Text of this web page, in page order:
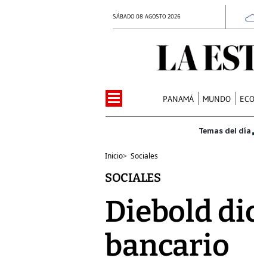
SÁBADO 08 AGOSTO 2026
PANAMÁ MUNDO
Inicio> Sociales
SOCIALES
Diebold
bancario